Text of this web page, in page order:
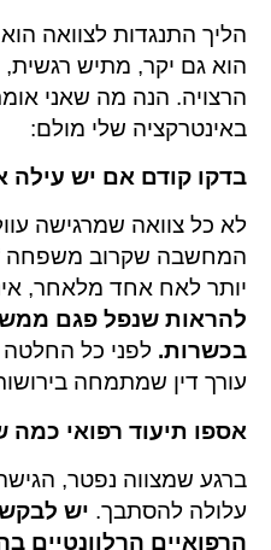
הליך התנגדות לצוואה
הוא גם יקר, מתיש
הרצויה. הנה מה שאני
באינטרקציה שלי מולם:
בדקו קודם אם יש עילה
לא כל צוואה שמרגישה
המחשבה שקרוב משפחה
יותר לאח אחד מלאחר,
להראות שנפל פגם
בכשרות. לפני כל
עורך דין שמתמחה
אספו תיעוד רפואי כמה
ברגע שמצווה נפטר,
עלולה להסתבך. יש
הרפואיים הרלוונטיים